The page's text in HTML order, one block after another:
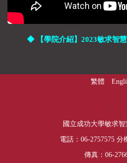
◆ 【學院介紹】2023敏求智
繁體
:::
國立成功大學敏求
電話：06-2757575 分
傳真：06-